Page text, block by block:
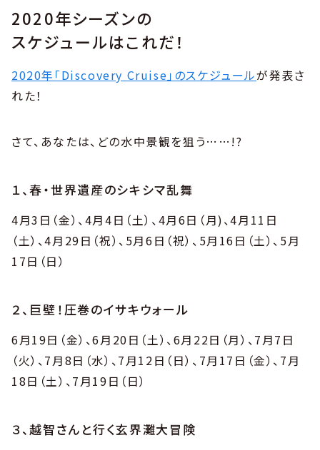
2020年シーズンの
スケジュールはこれだ！
2020年「Discovery Cruise」のスケジュールが発表さ
れた！
さて、あなたは、どの水中景観を狙う……!?
１、春・世界遺産のシキシマ乱舞
4月3日（金）、4月4日（土）、4月6日（月)、4月11日
（土）、4月29日（祝）、5月6日（祝）、5月16日（土）、5月
17日（日）
２、巨壁！圧巻のイサキウォール
6月19日（金）、6月20日（土）、6月22日（月）、7月7日
（火）、7月8日（水）、7月12日（日）、7月17日（金）、7月
18日（土）、7月19日（日）
３、越智さんと行く玄界灘大冒険